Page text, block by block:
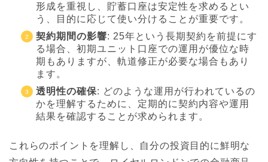
形成を重視し、貯蓄口座は安定性を求めるとい
う、目的に応じて使い分けることが重要です。
契約期間の影響: 25年という長期契約を前提にす
る場合、初期ユニット口座での運用が優位な時
期もありますが、軌道修正が必要な場合もあり
ます。
透明性の確保: どのような運用が行われているの
かを理解するために、定期的に契約内容や運用
結果を確認することが求められます。
これらのポイントを理解し、自分の投資目的に鮮明な